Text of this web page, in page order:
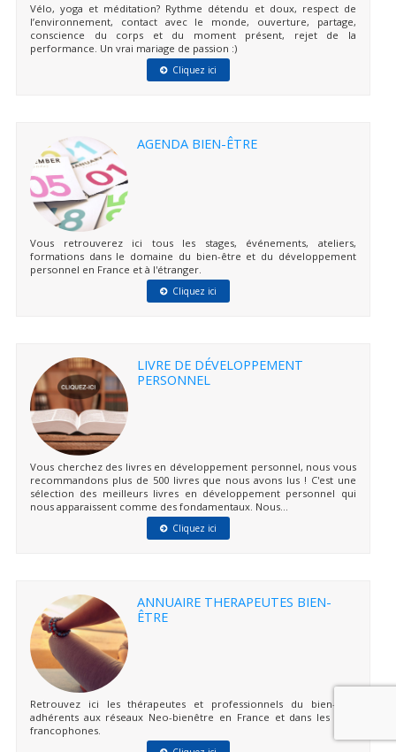
Vélo, yoga et méditation? Rythme détendu et doux, respect de
l’environnement, contact avec le monde, ouverture, partage,
conscience du corps et du moment présent, rejet de la
performance. Un vrai mariage de passion :)
Cliquez ici
AGENDA BIEN-ÊTRE
Vous retrouverez ici tous les stages, événements, ateliers,
formations dans le domaine du bien-être et du développement
personnel en France et à l'étranger.
Cliquez ici
LIVRE DE DÉVELOPPEMENT
PERSONNEL
Vous cherchez des livres en développement personnel, nous vous
recommandons plus de 500 livres que nous avons lus ! C'est une
sélection des meilleurs livres en développement personnel qui
nous apparaissent comme des fondamentaux. Nous...
Cliquez ici
ANNUAIRE THERAPEUTES BIEN-
ÊTRE
Retrouvez ici les thérapeutes et professionnels du bien-être
adhérents aux réseaux Neo-bienêtre en France et dans les pays
francophones.